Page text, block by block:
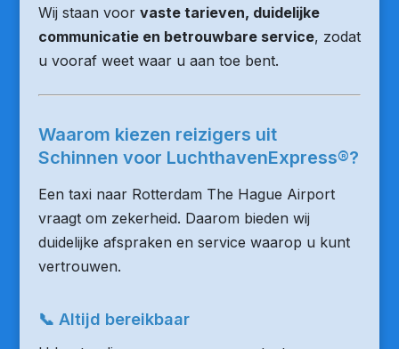
Wij staan voor vaste tarieven, duidelijke
communicatie en betrouwbare service, zodat
u vooraf weet waar u aan toe bent.
Waarom kiezen reizigers uit
Schinnen voor LuchthavenExpress®?
Een taxi naar Rotterdam The Hague Airport
vraagt om zekerheid. Daarom bieden wij
duidelijke afspraken en service waarop u kunt
vertrouwen.
📞 Altijd bereikbaar